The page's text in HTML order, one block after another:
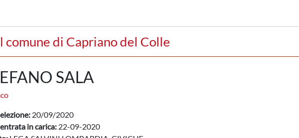
di Capriano del Colle
SALA
20/09/2020
in carica: 22-09-2020